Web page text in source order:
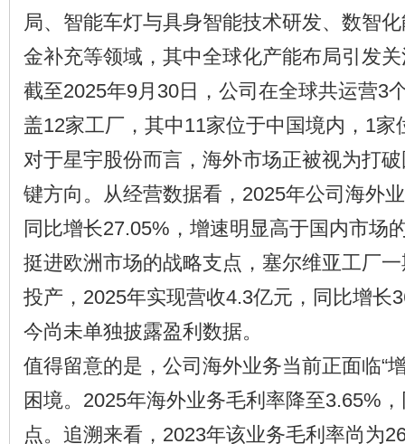
局、智能车灯与具身智能技术研发、数智
金补充等领域，其中全球化产能布局引发
截至2025年9月30日，公司在全球共运营3
盖12家工厂，其中11家位于中国境内，1家
对于星宇股份而言，海外市场正被视为打
键方向。从经营数据看，2025年公司海外
同比增长27.05%，增速明显高于国内市场
挺进欧洲市场的战略支点，塞尔维亚工厂
投产，2025年实现营收4.3亿元，同比增长
今尚未单独披露盈利数据。
值得留意的是，公司海外业务当前正面临“
困境。2025年海外业务毛利率降至3.65%
点。追溯来看，2023年该业务毛利率尚为